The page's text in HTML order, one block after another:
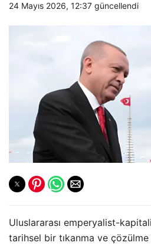
24 Mayıs 2026, 12:37 güncellendi
Uluslararası emperyalist-
tarihsel bir tıkanma ve